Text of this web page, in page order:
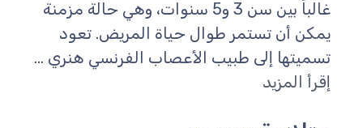
غالباً بين سن 3 و5 سنوات، وهي حالة مزمنة
يمكن أن تستمر طوال حياة المريض. تعود
تسميتها إلى طبيب الأعصاب الفرنسي هنري ...
إقرأ المزيد